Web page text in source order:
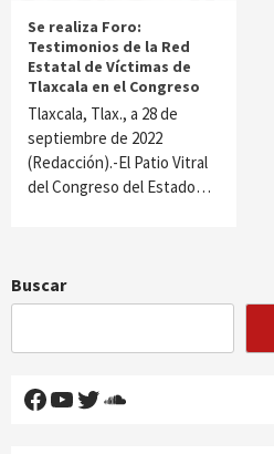
Se realiza Foro:
Testimonios de la Red
Estatal de Víctimas de
Tlaxcala en el Congreso
Tlaxcala, Tlax., a 28 de
septiembre de 2022
(Redacción).-El Patio Vitral
del Congreso del Estado…
Buscar
Facebook
YouTube
Twitter
SoundCloud